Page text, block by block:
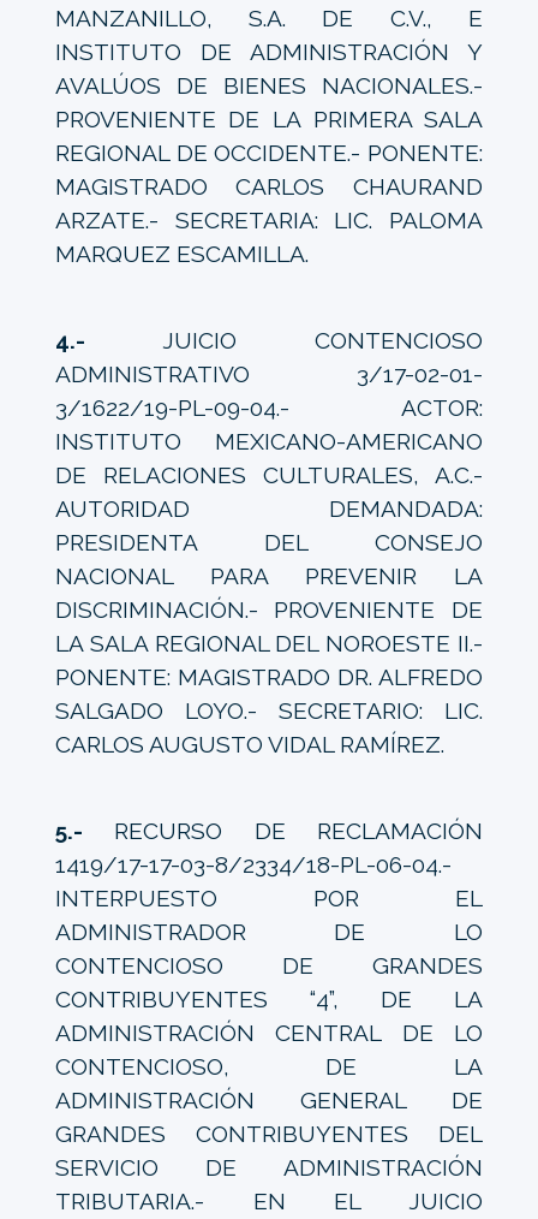
MANZANILLO, S.A. DE C.V., E
INSTITUTO DE ADMINISTRACIÓN Y
AVALÚOS DE BIENES NACIONALES.-
PROVENIENTE DE LA PRIMERA SALA
REGIONAL DE OCCIDENTE.- PONENTE:
MAGISTRADO CARLOS CHAURAND
ARZATE.- SECRETARIA: LIC. PALOMA
MARQUEZ ESCAMILLA.
4.- JUICIO CONTENCIOSO
ADMINISTRATIVO 3/17-02-01-
3/1622/19-PL-09-04.- ACTOR:
INSTITUTO MEXICANO-AMERICANO
DE RELACIONES CULTURALES, A.C.-
AUTORIDAD DEMANDADA:
PRESIDENTA DEL CONSEJO
NACIONAL PARA PREVENIR LA
DISCRIMINACIÓN.- PROVENIENTE DE
LA SALA REGIONAL DEL NOROESTE II.-
PONENTE: MAGISTRADO DR. ALFREDO
SALGADO LOYO.- SECRETARIO: LIC.
CARLOS AUGUSTO VIDAL RAMÍREZ.
5.- RECURSO DE RECLAMACIÓN
1419/17-17-03-8/2334/18-PL-06-04.-
INTERPUESTO POR EL
ADMINISTRADOR DE LO
CONTENCIOSO DE GRANDES
CONTRIBUYENTES “4”, DE LA
ADMINISTRACIÓN CENTRAL DE LO
CONTENCIOSO, DE LA
ADMINISTRACIÓN GENERAL DE
GRANDES CONTRIBUYENTES DEL
SERVICIO DE ADMINISTRACIÓN
TRIBUTARIA.- EN EL JUICIO